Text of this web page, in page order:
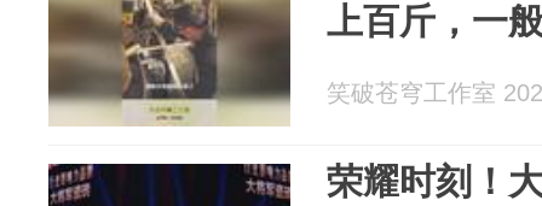
上百斤，一
笑破苍穹工作室
荣耀时刻！